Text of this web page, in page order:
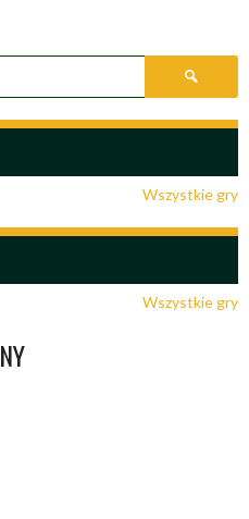
Szukaj:
Wszystkie gry
Wszystkie gry